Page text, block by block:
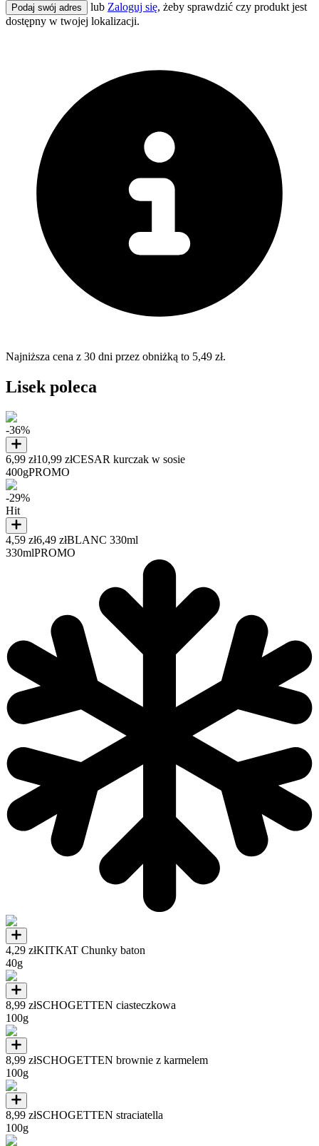
Podaj swój adres lub Zaloguj się, żeby sprawdzić czy produkt jest
dostępny w twojej lokalizacji.
Najniższa cena z 30 dni przez obniżką to 5,49 zł.
Lisek poleca
-36%
6,99 zł10,99 złCESAR kurczak w sosie
400gPROMO
-29%
Hit
4,59 zł6,49 złBLANC 330ml
330mlPROMO
4,29 złKITKAT Chunky baton
40g
8,99 złSCHOGETTEN ciasteczkowa
100g
8,99 złSCHOGETTEN brownie z karmelem
100g
8,99 złSCHOGETTEN straciatella
100g